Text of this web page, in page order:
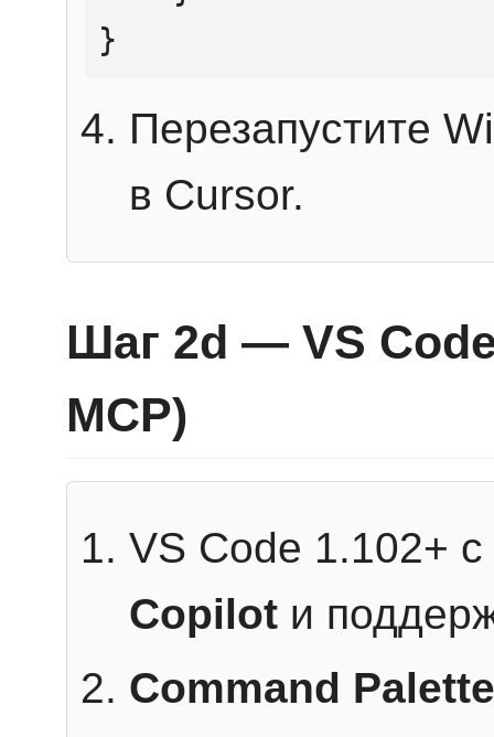
}
Перезапустите
в Cursor.
Шаг 2d — VS
MCP)
VS Code 1.102+
Copilot и
Command Palette